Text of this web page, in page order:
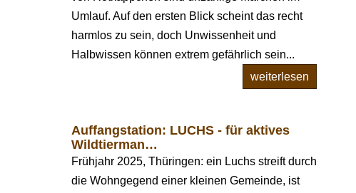
Umlauf. Auf den ersten Blick scheint das recht
harmlos zu sein, doch Unwissenheit und
Halbwissen können extrem gefährlich sein...
weiterlesen
Auffangstation: LUCHS - für aktives
Wildtierman…
Frühjahr 2025, Thüringen: ein Luchs streift durch
die Wohngegend einer kleinen Gemeinde, ist